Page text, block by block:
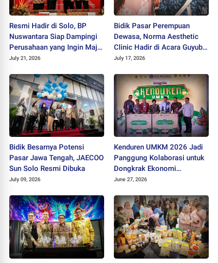
Resmi Hadir di Solo, BP
Nuswantara Siap Dampingi
Perusahaan yang Ingin Maju
dan Berkembang
July 21, 2026
Bidik Pasar Perempuan
Dewasa, Norma Aesthetic
Clinic Hadir di Acara Guyub
Rukun Ladies
July 17, 2026
Bidik Besarnya Potensi
Pasar Jawa Tengah, JAECOO
Sun Solo Resmi Dibuka
July 09, 2026
Kenduren UMKM 2026 Jadi
Panggung Kolaborasi untuk
Dongkrak Ekonomi
Kerakyatan
June 27, 2026